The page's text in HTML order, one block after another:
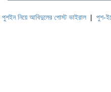
পোস্ট ভাইরাল |পুশ-ইনের চেষ্টায়